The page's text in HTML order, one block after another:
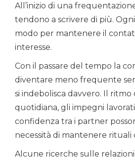
All’inizio di una
tendono a scrivere di più.
modo per mantenere il
interesse.
Con il passare del tempo la
diventare meno frequente
si indebolisca davvero. Il ritmo
quotidiana, gli impegni
confidenza tra i partner
necessità di mantenere rituali
Alcune ricerche sulle